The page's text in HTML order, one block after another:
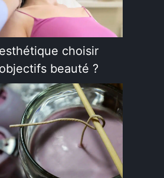
choisir
beauté ?